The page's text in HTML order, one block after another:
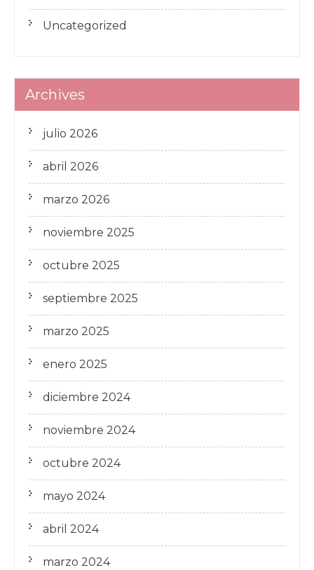
Uncategorized
Archives
julio 2026
abril 2026
marzo 2026
noviembre 2025
octubre 2025
septiembre 2025
marzo 2025
enero 2025
diciembre 2024
noviembre 2024
octubre 2024
mayo 2024
abril 2024
marzo 2024